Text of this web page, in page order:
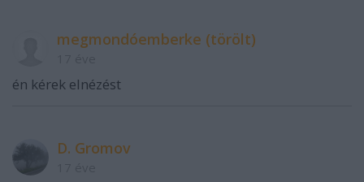
megmondóemberke (törölt)
én kérek elnézést
D. Gromov